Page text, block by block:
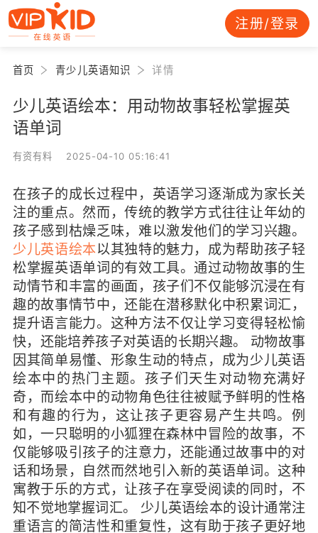
注册/登录
首页 青少儿英语知识 详情
少儿英语绘本：用动物故事轻松掌握英
语单词
有资有料 2025-04-10 05:16:41
在孩子的成长过程中，英语学习逐渐成为家长关
注的重点。然而，传统的教学方式往往让年幼的
孩子感到枯燥乏味，难以激发他们的学习兴趣。
少儿英语绘本以其独特的魅力，成为帮助孩子轻
松掌握英语单词的有效工具。通过动物故事的生
动情节和丰富的画面，孩子们不仅能够沉浸在有
趣的故事情节中，还能在潜移默化中积累词汇，
提升语言能力。这种方法不仅让学习变得轻松愉
快，还能培养孩子对英语的长期兴趣。 动物故事
因其简单易懂、形象生动的特点，成为少儿英语
绘本中的热门主题。孩子们天生对动物充满好
奇，而绘本中的动物角色往往被赋予鲜明的性格
和有趣的行为，这让孩子更容易产生共鸣。例
如，一只聪明的小狐狸在森林中冒险的故事，不
仅能够吸引孩子的注意力，还能通过故事中的对
话和场景，自然而然地引入新的英语单词。这种
寓教于乐的方式，让孩子在享受阅读的同时，不
知不觉地掌握词汇。 少儿英语绘本的设计通常注
重语言的简洁性和重复性，这有助于孩子更好地